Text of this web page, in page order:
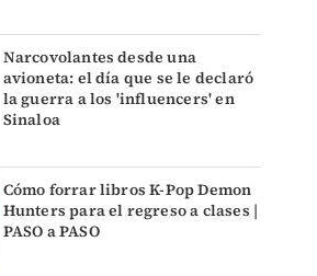
Narcovolantes desde una
avioneta: el día que se le declaró
la guerra a los 'influencers' en
Sinaloa
Cómo forrar libros K-Pop Demon
Hunters para el regreso a clases |
PASO a PASO